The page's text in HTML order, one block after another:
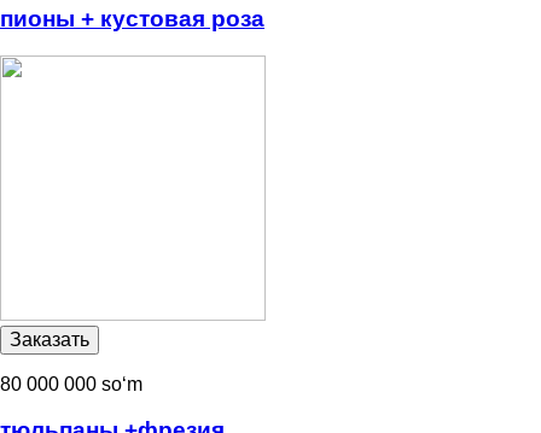
пионы + кустовая роза
80 000 000 soʻm